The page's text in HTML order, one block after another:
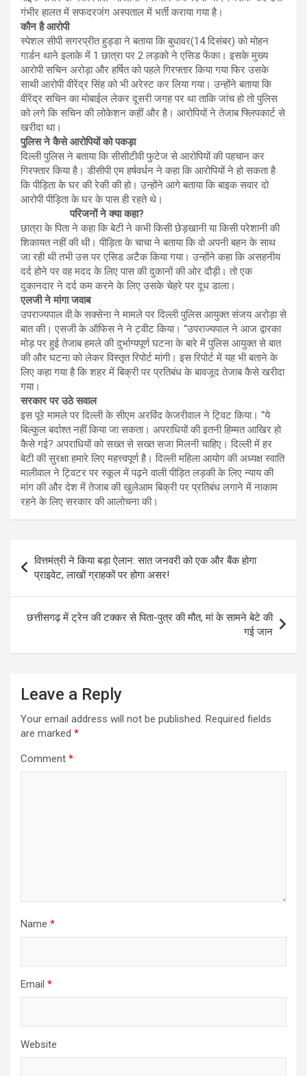
गंभीर हालत में सफदरजंग अस्पताल में भर्ती कराया गया है।
कौन है आरोपी
स्पेशल सीपी सगरप्रीत हुड्डा ने बताया कि बुधावर(14 दिसंबर) को मोहन
गार्डन थाने इलाके में 1 छात्रा पर 2 लड़को ने एसिड फेंका। इसके मुख्य
आरोपी सचिन अरोड़ा और हर्षित को पहले गिरफ्तार किया गया फिर उसके
साथी आरोपी वीरेंद्र सिंह को भी अरेस्ट कर लिया गया। उन्होंने बताया कि
वीरेंद्र सचिन का मोबाईल लेकर दूसरी जगह पर था ताकि जांच हो तो पुलिस
को लगे कि सचिन की लोकेशन कहीं और है। आरोपियों ने तेजाब फ्लिपकार्ट से
खरीदा था।
पुलिस ने कैसे आरोपियों को पकड़ा
दिल्ली पुलिस ने बताया कि सीसीटीवी फुटेज से आरोपियों की पहचान कर
गिरफ्तार किया है। डीसीपी एम हर्षवर्धन ने कहा कि आरोपियों ने हो सकता है
कि पीड़िता के घर की रेकी की हो। उन्होंने आगे बताया कि बाइक सवार दो
आरोपी पीड़िता के घर के पास ही रहते थे।
परिजनों ने क्या कहा?
छात्रा के पिता ने कहा कि बेटी ने कभी किसी छेड़खानी या किसी परेशानी की
शिकायत नहीं की थी। पीड़िता के चाचा ने बताया कि वो अपनी बहन के साथ
जा रही थी तभी उस पर एसिड अटैक किया गया। उन्होंने कहा कि असहनीय
दर्द होने पर वह मदद के लिए पास की दुकानों की ओर दौड़ी। तो एक
दुकानदार ने दर्द कम करने के लिए उसके चेहरे पर दूध डाला।
एलजी ने मांगा जवाब
उपराज्यपाल वी.के सक्सेना ने मामले पर दिल्ली पुलिस आयुक्त संजय अरोड़ा से
बात की। एसजी के ऑफिस ने ने ट्वीट किया। “उपराज्यपाल ने आज द्वारका
मोड़ पर हुई तेजाब हमले की दुर्भाग्यपूर्ण घटना के बारे में पुलिस आयुक्त से बात
की और घटना को लेकर विस्तृत रिपोर्ट मांगी। इस रिपोर्ट में यह भी बताने के
लिए कहा गया है कि शहर में बिक्री पर प्रतिबंध के बावजूद तेजाब कैसे खरीदा
गया।
सरकार पर उठे सवाल
इस पूरे मामले पर दिल्ली के सीएम अरविंद केजरीवाल ने ट्विट किया। “ये
बिल्कुल बर्दाश्त नहीं किया जा सकता। अपराधियों की इतनी हिम्मत आखिर हो
कैसे गई? अपराधियों को सख्त से सख्त सजा मिलनी चाहिए। दिल्ली में हर
बेटी की सुरक्षा हमारे लिए महत्त्वपूर्ण है। दिल्ली महिला आयोग की अध्यक्ष स्वाति
मालीवाल ने ट्विटर पर स्कूल में पढ़ने वाली पीड़ित लड़की के लिए न्याय की
मांग की और देश में तेजाब की खुलेआम बिक्री पर प्रतिबंध लगाने में नाकाम
रहने के लिए सरकार की आलोचना की।
Post
navigation
वित्तमंत्री ने किया बड़ा ऐलान: सात जनवरी को एक और बैंक होगा
प्राइवेट, लाखों ग्राहकों पर होगा असर!
छत्तीसगढ़ में ट्रेन की टक्कर से पिता-पुत्र की मौत, मां के सामने बेटे की
गई जान
Leave a Reply
Your email address will not be published. Required fields
are marked *
Comment *
Name *
Email *
Website